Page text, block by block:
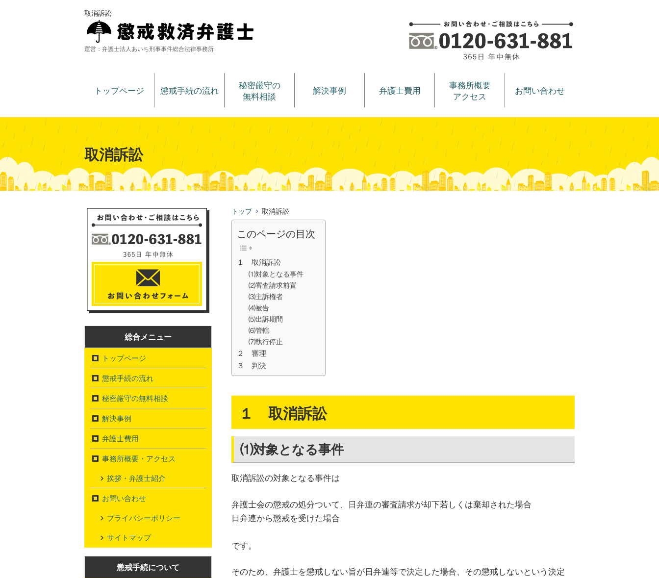
取消訴訟
運営：弁護士法人あいち刑事事件総合法律事務所
トップページ 懲戒手続の流れ
秘密厳守の
無料相談
解決事例 弁護士費用
事務所概要
アクセス
お問い合わせ
取消訴訟
トップ 取消訴訟
このページの目次
１ 取消訴訟
⑴対象となる事件
⑵審査請求前置
⑶主訴権者
⑷被告
⑸出訴期間
⑹管轄
⑺執行停止
２ 審理
３ 判決
１ 取消訴訟
⑴対象となる事件
取消訴訟の対象となる事件は
弁護士会の懲戒の処分ついて、日弁連の審査請求が却下若しくは棄却された場合
日弁連から懲戒を受けた場合
です。
そのため、弁護士を懲戒しない旨が日弁連等で決定した場合、その懲戒しないという決定
総合メニュー
トップページ
懲戒手続の流れ
秘密厳守の無料相談
解決事例
弁護士費用
事務所概要・アクセス
挨拶・弁護士紹介
お問い合わせ
プライバシーポリシー
サイトマップ
懲戒手続について